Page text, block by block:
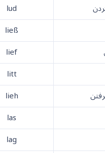
lud
ließ
lief
litt
lieh
las
lag